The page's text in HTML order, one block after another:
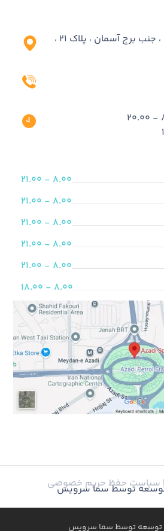
تهران ، چهار راه فرمانیه ، جنب برج آسمان ، پلاک ۲۱ ،
8.00 - 21.00
8.00 - 21.00
8.00 - 21.00
8.00 - 21.00
8.00 - 21.00
8.00 - 18.00
سیاست حفظ حریم خصوصی
توسط سما سرویس
توسعه توسط سما سرویس